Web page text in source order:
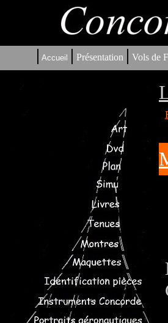
| Accueil | Présentation | Vols de